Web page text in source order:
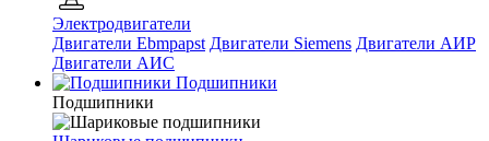
Электродвигатели
Двигатели Ebmpapst Двигатели Siemens Двигатели АИР
Двигатели АИС
Подшипники
Подшипники